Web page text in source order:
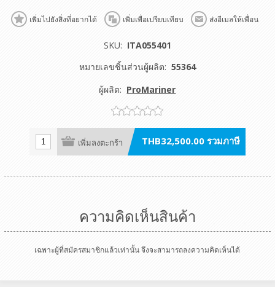
เพิ่มไปยังสิ่งที่อยากได้ เพิ่มเพื่อเปรียบเทียบ ส่งอีเมลให้เพื่อน
SKU: ITA055401
หมายเลขชิ้นส่วนผู้ผลิต: 55364
ผู้ผลิต: ProMariner
เพิ่มลงตะกร้า THB32,500.00 รวมภาษี
ความคิดเห็นสินค้า
เฉพาะผู้ที่สมัครสมาชิกแล้วเท่านั้น จึงจะสามารถลงความคิดเห็นได้